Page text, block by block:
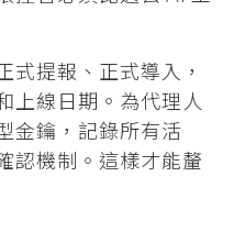
式提報、正式導入，
上線日期。為代理人
金鑰，記錄所有活
認機制。這樣才能釐